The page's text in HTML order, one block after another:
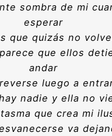
sombra de mi
esperar
que quizás no
que ellos
andar
luego a
nadie y ella no
que crea mi
va